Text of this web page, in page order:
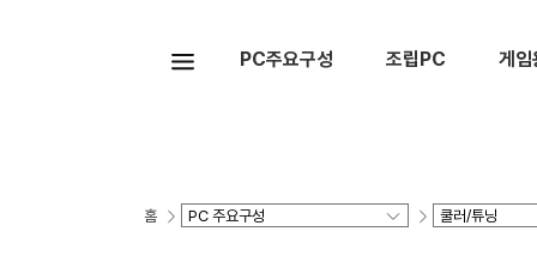
PC주요구성 조립PC 게
홈